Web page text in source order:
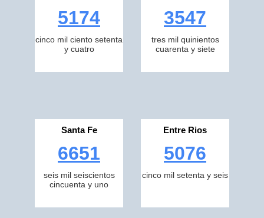
5174
cinco mil ciento setenta
y cuatro
3547
tres mil quinientos
cuarenta y siete
Santa Fe
6651
seis mil seiscientos
cincuenta y uno
Entre Rios
5076
cinco mil setenta y seis